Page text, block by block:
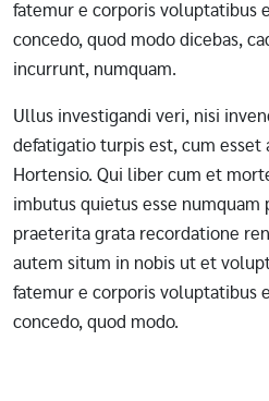
fatemur e corporis voluptatibus
concedo, quod modo dicebas,
incurrunt, numquam.
Ullus investigandi veri, nisi
defatigatio turpis est, cum esset
Hortensio. Qui liber cum et
imbutus quietus esse numquam
praeterita grata recordatione
autem situm in nobis ut et
fatemur e corporis voluptatibus
concedo, quod modo.